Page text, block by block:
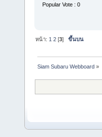
Popular Vote : 0
หน้า: 1 2 [3]ขึ้นบน
Siam Subaru Webboard »